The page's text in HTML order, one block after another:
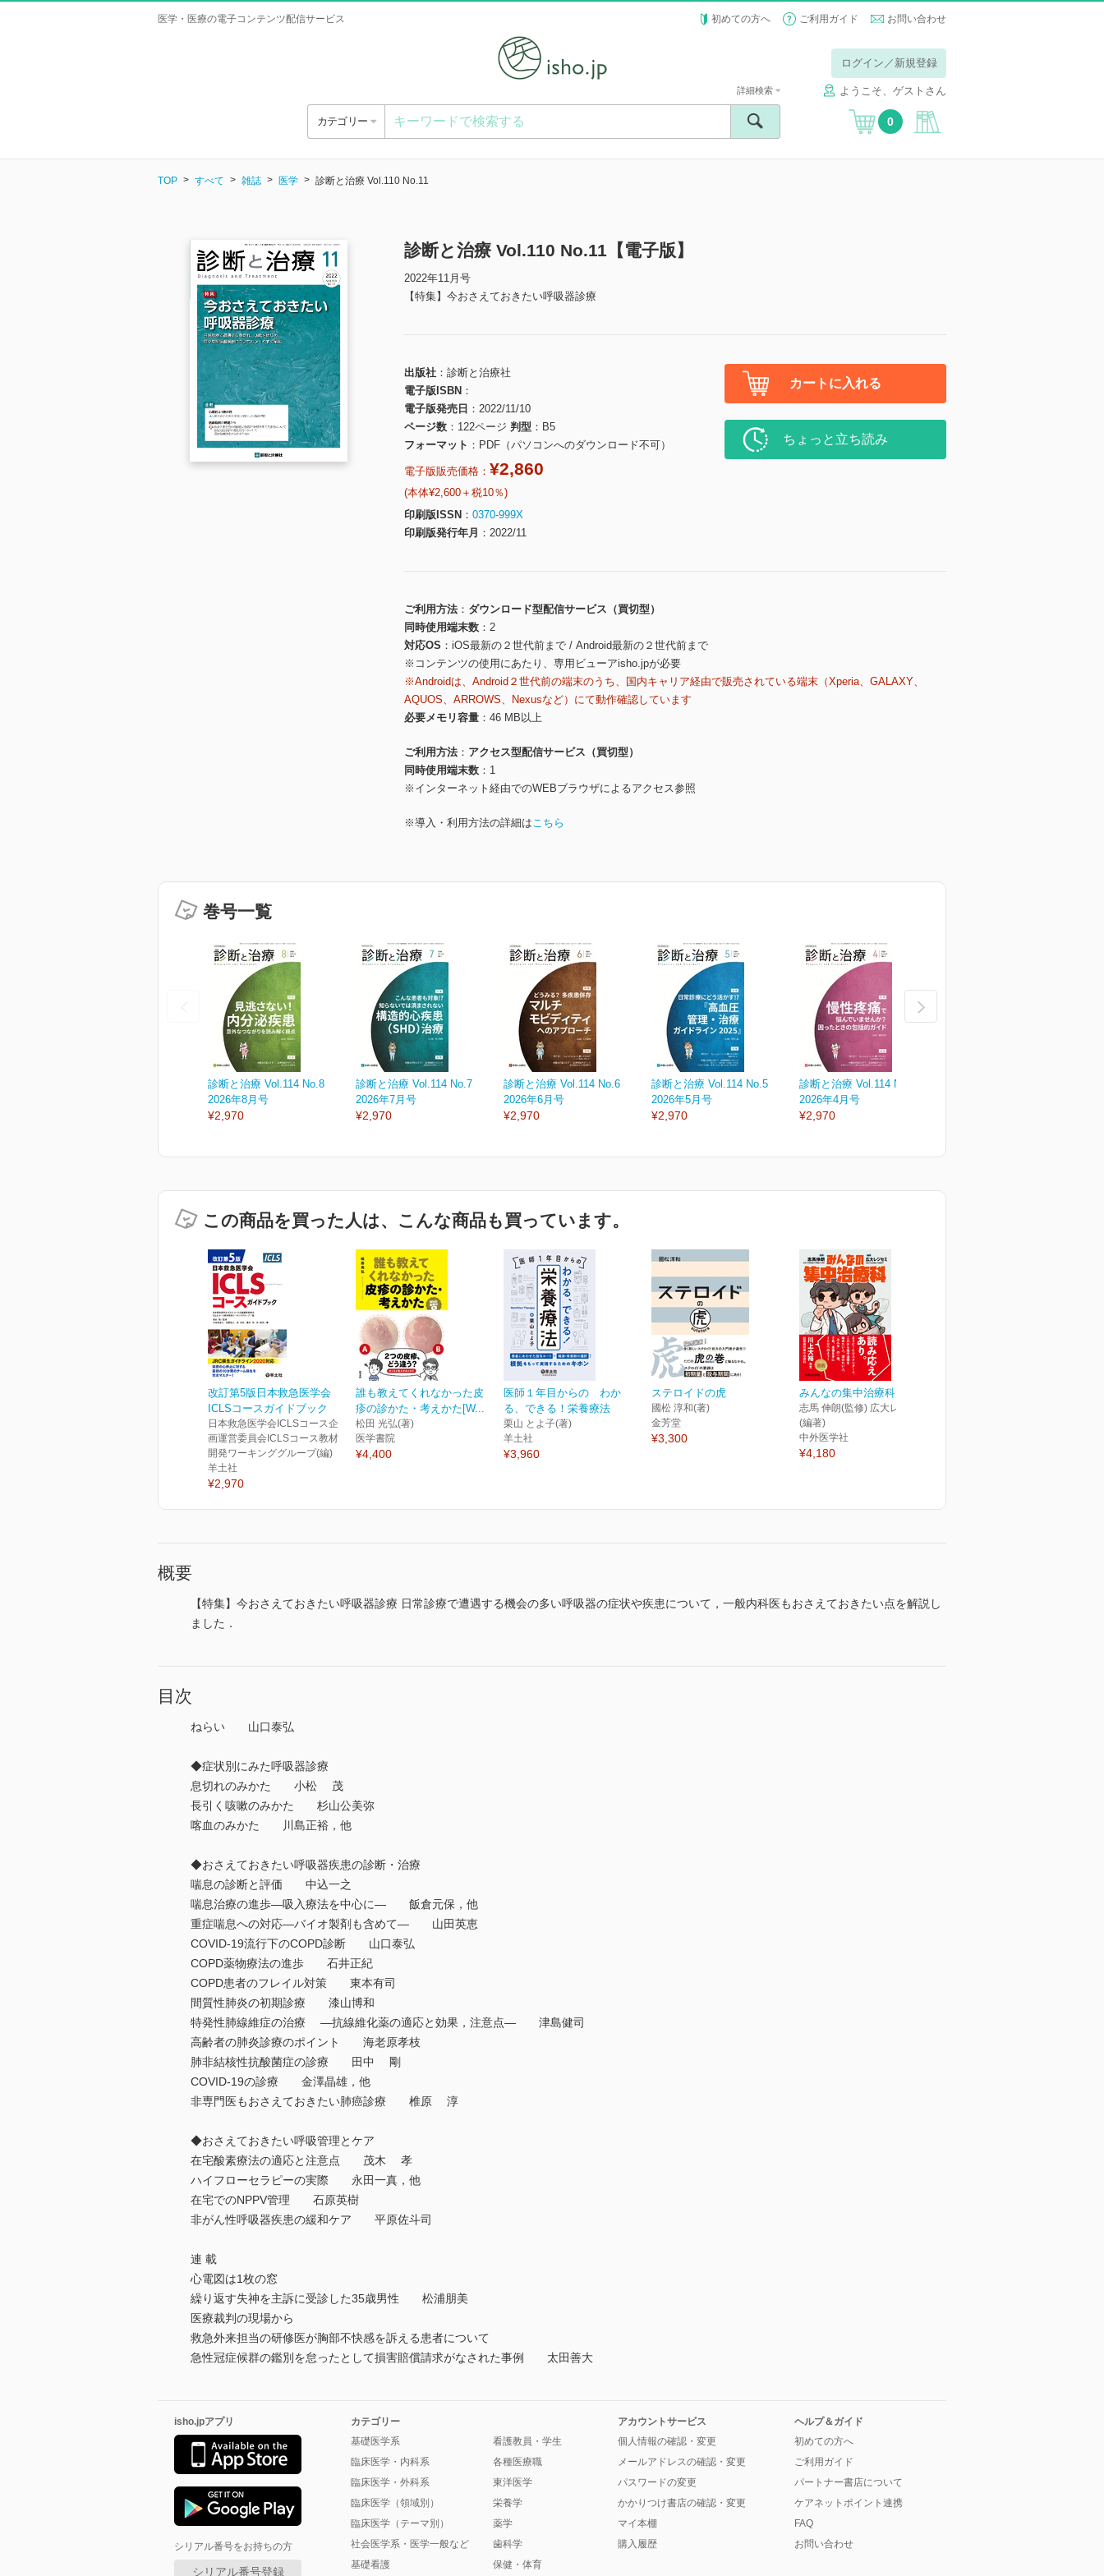
医学・医療の電子コンテンツ配信サービス 初めての方へ ご利用ガイド お問い合わせ
ログイン／新規登録
ようこそ、ゲストさん
カテゴリー
詳細検索
0
TOP すべて 雑誌 医学 診断と治療 Vol.110 No.11
診断と治療 Vol.110 No.11【電子版】
2022年11月号
【特集】今おさえておきたい呼吸器診療
出版社
診断と治療社
電子版ISBN
電子版発売日
2022/11/10
ページ数
122ページ 判型
B5
フォーマット
PDF（パソコンへのダウンロード不可）
電子版販売価格： ¥2,860
(本体¥2,600＋税10％)
印刷版ISSN
0370-999X
印刷版発行年月
2022/11
カートに入れる
ちょっと立ち読み
ご利用方法
ダウンロード型配信サービス（買切型）
同時使用端末数
2
対応OS
iOS最新の２世代前まで / Android最新の２世代前まで
※コンテンツの使用にあたり、専用ビューアisho.jpが必要
※Androidは、Android２世代前の端末のうち、国内キャリア経由で販売されている端末（Xperia、GALAXY、
AQUOS、ARROWS、Nexusなど）にて動作確認しています
必要メモリ容量
46 MB以上
ご利用方法
アクセス型配信サービス（買切型）
同時使用端末数
1
※インターネット経由でのWEBブラウザによるアクセス参照
※導入・利用方法の詳細はこちら
巻号一覧
診断と治療 Vol.114 No.8
2026年8月号
¥2,970
診断と治療 Vol.114 No.7
2026年7月号
¥2,970
診断と治療 Vol.114 No.6
2026年6月号
¥2,970
診断と治療 Vol.114 No.5
2026年5月号
¥2,970
診断と治療 Vol.114 No.4
2026年4月号
¥2,970
この商品を買った人は、こんな商品も買っています。
改訂第5版日本救急医学会
ICLSコースガイドブック
日本救急医学会ICLSコース企
画運営委員会ICLSコース教材
開発ワーキンググループ(編)
羊土社
¥2,970
誰も教えてくれなかった皮
疹の診かた・考えかた[W...
松田 光弘(著)
医学書院
¥4,400
医師１年目からの わか
る、できる！栄養療法
栗山 とよ子(著)
羊土社
¥3,960
ステロイドの虎
國松 淳和(著)
金芳堂
¥3,300
みんなの集中治療科
志馬 伸朗(監修) 広大レジセミ
(編著)
中外医学社
¥4,180
概要
【特集】今おさえておきたい呼吸器診療 日常診療で遭遇する機会の多い呼吸器の症状や疾患について，一般内科医もおさえておきたい点を解説し
ました．
目次
ねらい 山口泰弘
◆症状別にみた呼吸器診療
息切れのみかた 小松 茂
長引く咳嗽のみかた 杉山公美弥
喀血のみかた 川島正裕，他
◆おさえておきたい呼吸器疾患の診断・治療
喘息の診断と評価 中込一之
喘息治療の進歩―吸入療法を中心に― 飯倉元保，他
重症喘息への対応―バイオ製剤も含めて― 山田英恵
COVID-19流行下のCOPD診断 山口泰弘
COPD薬物療法の進歩 石井正紀
COPD患者のフレイル対策 東本有司
間質性肺炎の初期診療 漆山博和
特発性肺線維症の治療 ―抗線維化薬の適応と効果，注意点― 津島健司
高齢者の肺炎診療のポイント 海老原孝枝
肺非結核性抗酸菌症の診療 田中 剛
COVID-19の診療 金澤晶雄，他
非専門医もおさえておきたい肺癌診療 椎原 淳
◆おさえておきたい呼吸管理とケア
在宅酸素療法の適応と注意点 茂木 孝
ハイフローセラピーの実際 永田一真，他
在宅でのNPPV管理 石原英樹
非がん性呼吸器疾患の緩和ケア 平原佐斗司
連 載
心電図は1枚の窓
繰り返す失神を主訴に受診した35歳男性 松浦朋美
医療裁判の現場から
救急外来担当の研修医が胸部不快感を訴える患者について
急性冠症候群の鑑別を怠ったとして損害賠償請求がなされた事例 太田善大
isho.jpアプリ
シリアル番号をお持ちの方
シリアル番号登録
カテゴリー
基礎医学系
臨床医学・内科系
臨床医学・外科系
臨床医学（領域別）
臨床医学（テーマ別）
社会医学系・医学一般など
基礎看護
看護教員・学生
各種医療職
東洋医学
栄養学
薬学
歯科学
保健・体育
アカウントサービス
個人情報の確認・変更
メールアドレスの確認・変更
パスワードの変更
かかりつけ書店の確認・変更
マイ本棚
購入履歴
ヘルプ＆ガイド
初めての方へ
ご利用ガイド
パートナー書店について
ケアネットポイント連携
FAQ
お問い合わせ